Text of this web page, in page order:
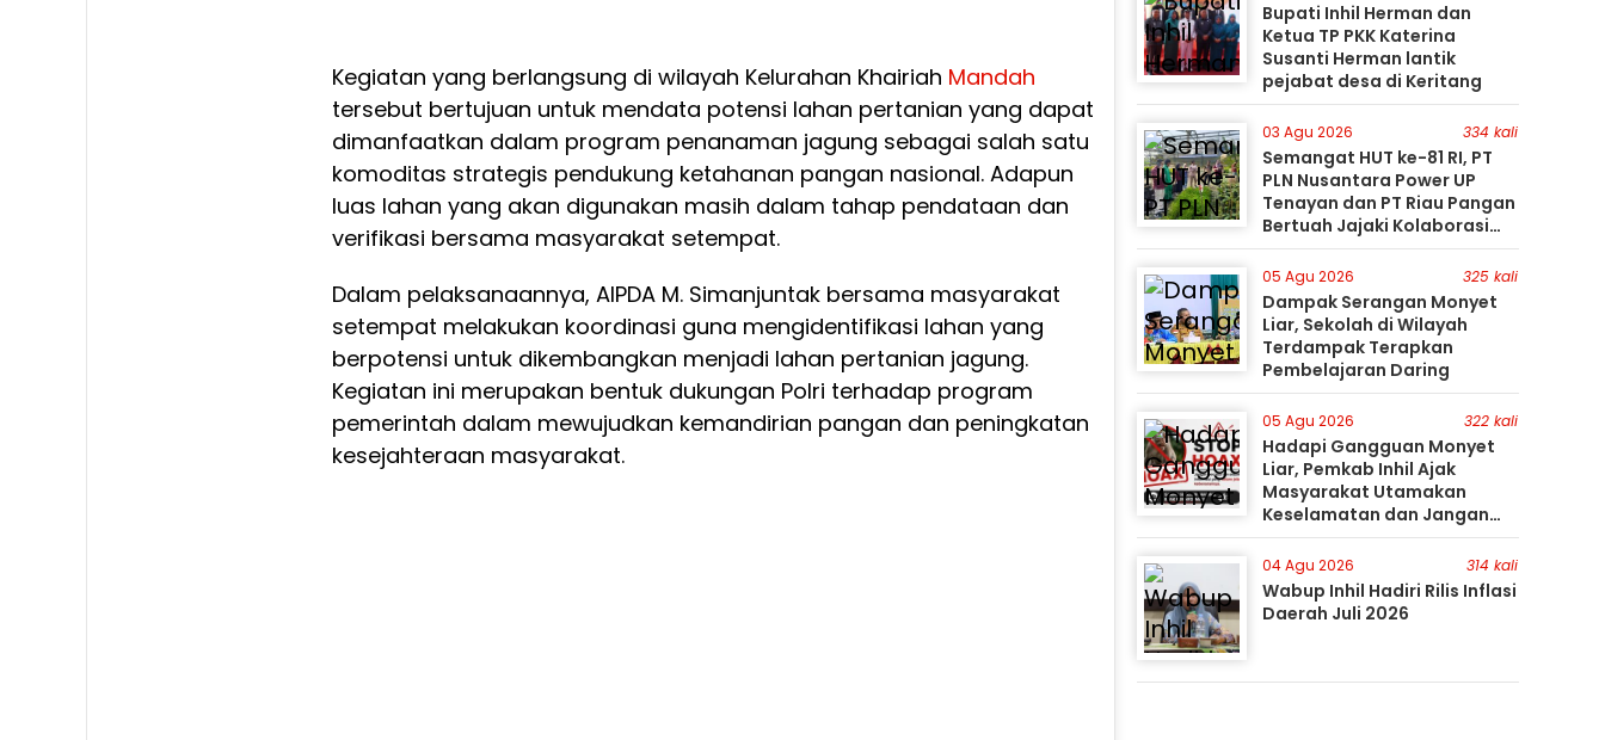
Kegiatan yang berlangsung di wilayah Kelurahan Khairiah Mandah
tersebut bertujuan untuk mendata potensi lahan pertanian yang dapat
dimanfaatkan dalam program penanaman jagung sebagai salah satu
komoditas strategis pendukung ketahanan pangan nasional. Adapun
luas lahan yang akan digunakan masih dalam tahap pendataan dan
verifikasi bersama masyarakat setempat.
Dalam pelaksanaannya, AIPDA M. Simanjuntak bersama masyarakat
setempat melakukan koordinasi guna mengidentifikasi lahan yang
berpotensi untuk dikembangkan menjadi lahan pertanian jagung.
Kegiatan ini merupakan bentuk dukungan Polri terhadap program
pemerintah dalam mewujudkan kemandirian pangan dan peningkatan
kesejahteraan masyarakat.
Bupati Inhil Herman dan
Ketua TP PKK Katerina
Susanti Herman lantik
pejabat desa di Keritang
03 Agu 2026 334 kali
Semangat HUT ke-81 RI, PT
PLN Nusantara Power UP
Tenayan dan PT Riau Pangan
Bertuah Jajaki Kolaborasi
Pemanfaatan Limbah FABA
untuk Dukung Swasembada
05 Agu 2026 325 kali
Dampak Serangan Monyet
Liar, Sekolah di Wilayah
Terdampak Terapkan
Pembelajaran Daring
05 Agu 2026 322 kali
Hadapi Gangguan Monyet
Liar, Pemkab Inhil Ajak
Masyarakat Utamakan
Keselamatan dan Jangan
Mudah Percaya Hoaks
04 Agu 2026 314 kali
Wabup Inhil Hadiri Rilis Inflasi
Daerah Juli 2026